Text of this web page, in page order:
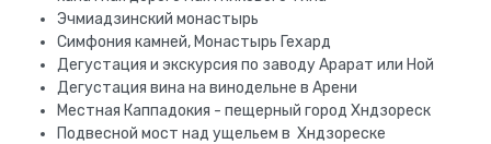
Эчмиадзинский монастырь
Симфония камней, Монастырь Гехард
Дегустация и экскурсия по заводу Арарат или Ной
Дегустация вина на винодельне в Арени
Местная Каппадокия - пещерный город Хндзореск
Подвесной мост над ущельем в Хндзореске